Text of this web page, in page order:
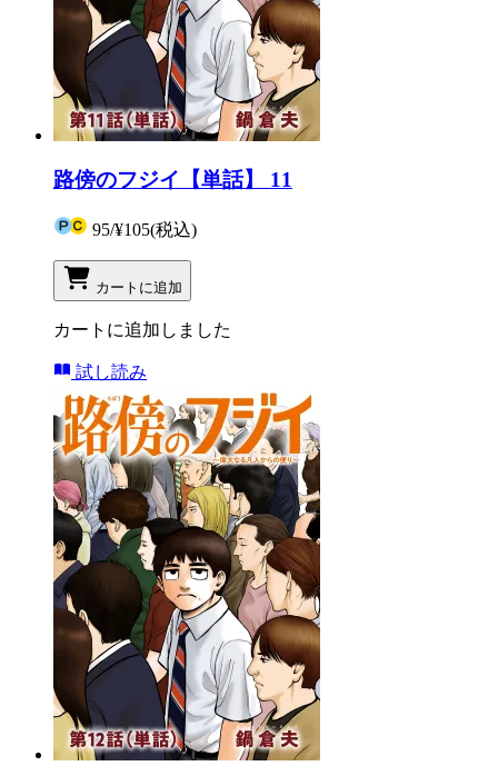
路傍のフジイ【単話】 11
95/¥105(税込)
カートに追加
カートに追加しました
試し読み